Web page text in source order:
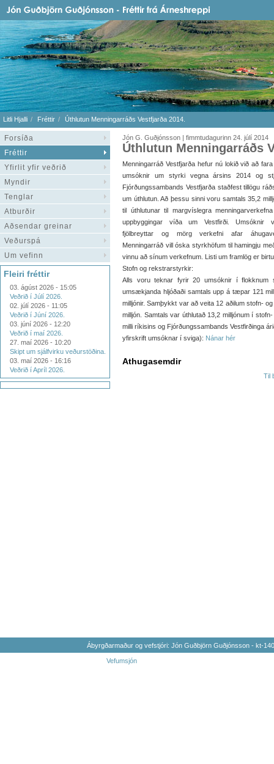
Litli Hjalli Fréttir Úthlutun Menningarráðs Vestfjarða 2014.
Forsíða
Fréttir
Yfirlit yfir veðrið
Myndir
Tenglar
Atburðir
Aðsendar greinar
Veðurspá
Um vefinn
Fleiri fréttir
03. ágúst 2026 - 15:05
Veðrið í Júlí 2026.
02. júlí 2026 - 11:05
Veðrið í Júní 2026.
03. júní 2026 - 12:20
Veðrið í maí 2026.
27. maí 2026 - 10:20
Skipt um sjálfvirku veðurstöðina.
03. maí 2026 - 16:16
Veðrið í Apríl 2026.
Jón G. Guðjónsson | fimmtudagurinn 24. júlí 2014
Úthlutun Menningarráðs
Menningarráð Vestfjarða hefur nú lokið við að
umsóknir um styrki vegna ársins 2014 og
Fjórðungssambands Vestfjarða staðfest tillögu
um úthlutun. Að þessu sinni voru samtals 35,2
til úthlutunar til margvíslegra
uppbyggingar víða um Vestfirði. Umsóknir
fjölbreyttar og mörg verkefni afar
Menningarráð vill óska styrkhöfum til hamingju
vinnu að sínum verkefnum. Listi um framlög er
Stofn og rekstrarstyrkir:
Alls voru teknar fyrir 20 umsóknir í flokknum
umsækjanda hljóðaði samtals upp á tæpar 121
milljónir. Samþykkt var að veita 12 aðilum stofn-
milljón. Samtals var úthlutað 13,2 milljónum í
milli ríkisins og Fjórðungssambands Vestfirðinga
yfirskrift umsóknar í sviga): Nánar hér
Athugasemdir
Til
Ábyrgðarmaður og vefstjóri: Jón Guðbjörn Guðjónsson - kt-
Vefumsjón